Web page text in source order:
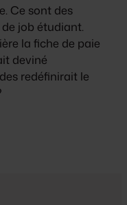
Ce sont des
job étudiant.
la fiche de paie
deviné
redéfinirait le